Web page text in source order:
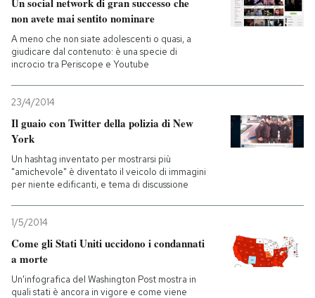
non avete mai sentito nominare
A meno che non siate adolescenti o quasi, a
giudicare dal contenuto: è una specie di
incrocio tra Periscope e Youtube
23/4/2014
Il guaio con Twitter della polizia di New
York
Un hashtag inventato per mostrarsi più
"amichevole" è diventato il veicolo di immagini
per niente edificanti, e tema di discussione
1/5/2014
Come gli Stati Uniti uccidono i condannati
a morte
Un'infografica del Washington Post mostra in
quali stati è ancora in vigore e come viene